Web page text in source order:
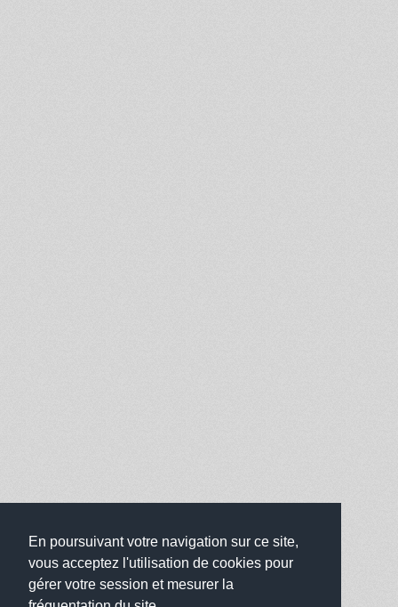
En poursuivant votre navigation sur ce site,
vous acceptez l'utilisation de cookies pour
gérer votre session et mesurer la